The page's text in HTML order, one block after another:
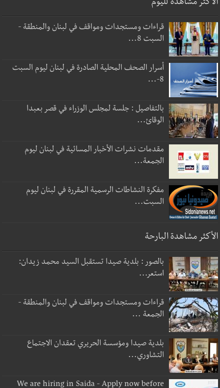
الأكثر مشاهدة لليوم
قراءات ومستجدات ومواقف في لبنان والمنطقة -
السبت 8...
أسرار الصحف المحلية الصادرة في لبنان ليوم السبت
8-...
بالتفاصيل : جلسة لمجلس الوزراء في قصر بعبدا
الوقائ...
مقدمات نشرات الأخبار المسائية في لبنان ليوم
الجمعة...
مفكرة النشاطات الرسمية المقررة في لبنان ليوم
السبت...
الأكثر مشاهدة البارحة
بالصور : بلدية صيدا تستقبل السيد محمد زيدان:
استعر...
قراءات ومستجدات ومواقف في لبنان والمنطقة -
الجمعة ...
بلدية صيدا ومؤسسة الحريري تعقدان الاجتماع
التشاوري...
We are hiring in Saida - Apply now before